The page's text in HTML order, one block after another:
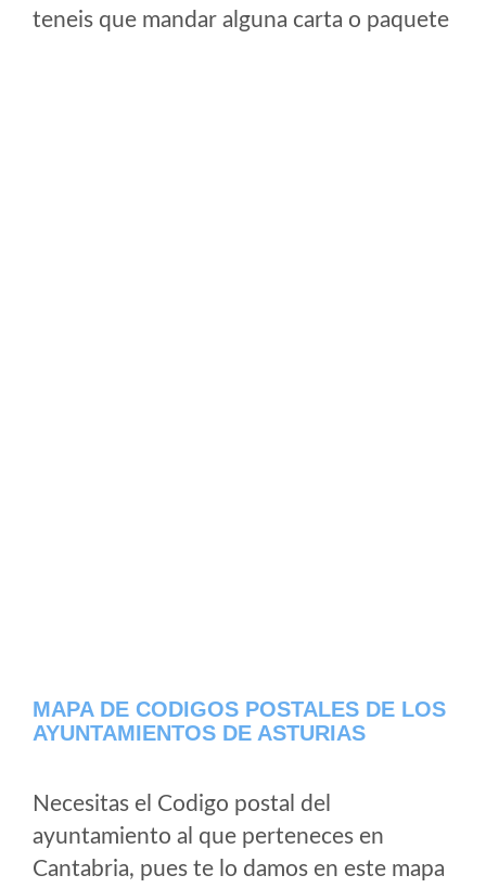
teneis que mandar alguna carta o paquete
MAPA DE CODIGOS POSTALES DE LOS
AYUNTAMIENTOS DE ASTURIAS
Necesitas el Codigo postal del
ayuntamiento al que perteneces en
Cantabria, pues te lo damos en este mapa